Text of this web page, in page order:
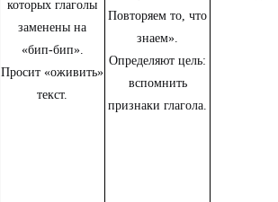
которых глаголы
заменены на
«бип-бип».
Просит «оживить»
текст.
Повторяем то, что
знаем».
Определяют цель:
вспомнить
признаки глагола.